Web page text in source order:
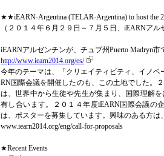
★★iEARN-Argentina (TELAR-Argentina) to host the
（２０１４年６月２９日～７月５日、iEARNア
iEARNアルゼンチンが、チュブ州Puerto Madryn
http://www.iearn2014.org/es/
今年のテーマは、「クリエイティビティ、イノ
RN国際会議を開催したのも、この土地でした。
は、世界中から生徒や先生が集まり、国際理解
有し合います。２０１４年度iEARN国際会議の
は、ポスターを募集しています。興味のある方は
www.iearn2014.org/eng/call-for-proposals
★Recent Events